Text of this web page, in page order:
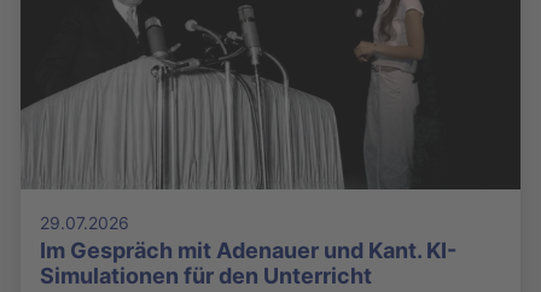
29.07.2026
Im Gespräch mit Adenauer und Kant. KI-
Simulationen für den Unterricht